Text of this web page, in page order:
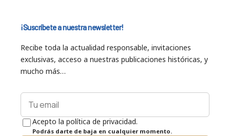
¡Suscríbete a nuestra newsletter!
Recibe toda la actualidad responsable, invitaciones
exclusivas, acceso a nuestras publicaciones históricas, y
mucho más…
Acepto la política de privacidad.
Podrás darte de baja en cualquier momento.